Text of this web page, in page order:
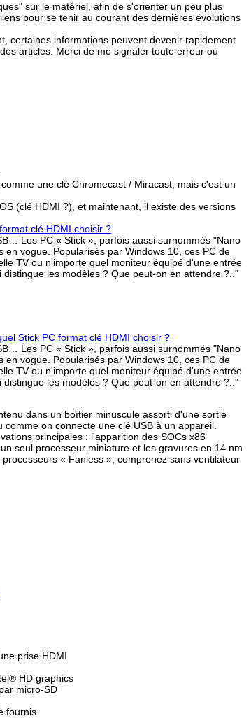
sur le matériel, afin de s'orienter un peu plus
pour se tenir au courant des dernières évolutions
certaines informations peuvent devenir rapidement
articles. Merci de me signaler toute erreur ou
une clé Chromecast / Miracast, mais c'est un
(clé HDMI ?), et maintenant, il existe des versions
clé HDMI choisir ?
Les PC « Stick », parfois aussi surnommés "Nano
vogue. Popularisés par Windows 10, ces PC de
TV ou n'importe quel moniteur équipé d'une entrée
les modèles ? Que peut-on en attendre ?.."
Stick PC format clé HDMI choisir ?
Les PC « Stick », parfois aussi surnommés "Nano
vogue. Popularisés par Windows 10, ces PC de
TV ou n'importe quel moniteur équipé d'une entrée
les modèles ? Que peut-on en attendre ?.."
dans un boîtier minuscule assorti d'une sortie
on connecte une clé USB à un appareil.
principales : l'apparition des SOCs x86
seul processeur miniature et les gravures en 14 nm
« Fanless », comprenez sans ventilateur
prise HDMI
HD graphics
micro-SD
fournis